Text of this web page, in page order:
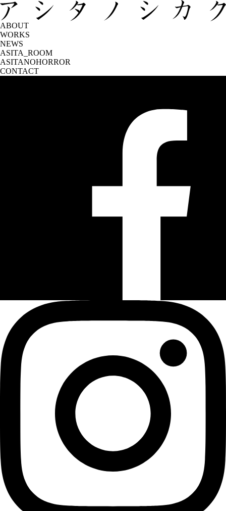
ABOUT
WORKS
NEWS
ASITA_ROOM
ASITANOHORROR
CONTACT